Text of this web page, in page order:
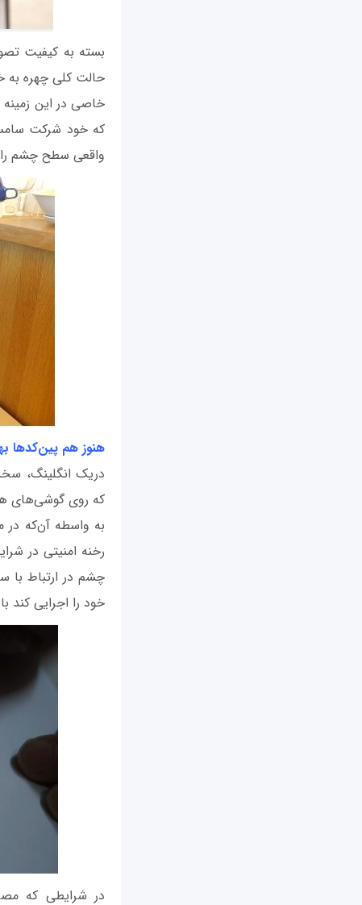
بسته به کیفیت
حالت کلی چهره به
خاصی در این زمینه
که خود شرکت
واقعی سطح چشم
هنوز هم پین‌کدها
که روی گوشی‌های
به واسطه آن‌که در
رخنه امنیتی در
خود را اجرایی کند
در شرایطی که